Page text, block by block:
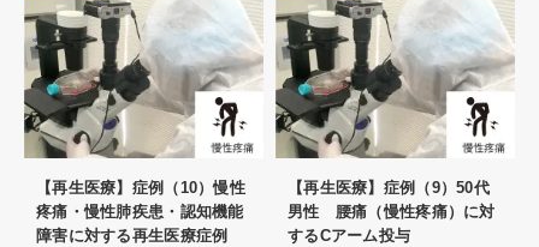
【再生医療】症例（10）慢性
疼痛・慢性肺疾患・認知機能
障害に対する再生医療症例
【再生医療】症例（9）50代
男性 腰痛（慢性疼痛）に対
するCアーム投与